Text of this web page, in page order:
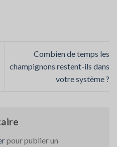
Combien de temps les
champignons restent-ils dans
votre système ?
pour publier un